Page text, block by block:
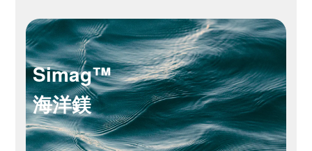
Simag™
海洋鎂